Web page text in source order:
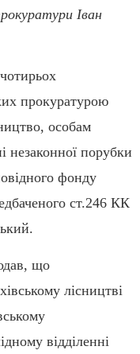
Іван
прокуратурою
особам
незаконної порубки
фонду
ст.246 КК
що
лісництві
відділенні